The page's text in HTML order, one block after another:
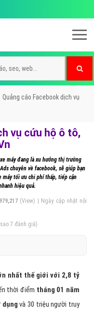
Quảng cáo Facebook dịch vụ
vụ cứu hộ ô tô,
máy đang là xu hướng thị trường
chuyên về facebook, sẽ giúp bạn
máy tối ưu chi phí thấp, tiếp cận
hiệu quả.
979,217(View) | Ngày cập nhật nội
sao 7 đánh giá)
nhất thế giới với 2,8 tỷ
thời điểm tháng 01 năm
và 30 triệu người truy